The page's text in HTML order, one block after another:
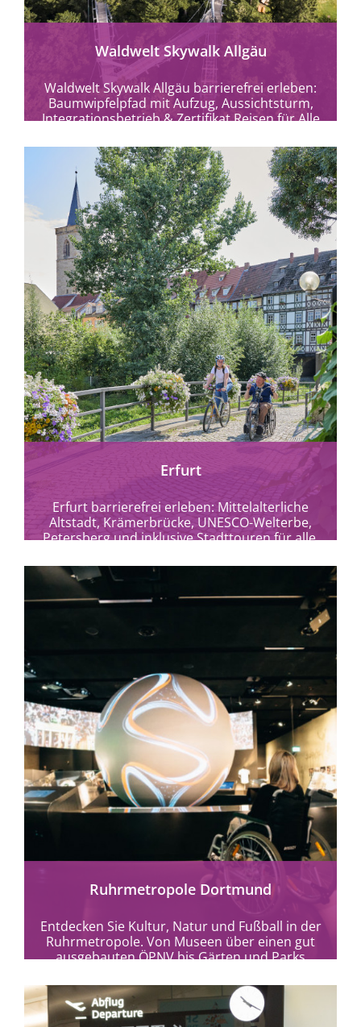
Waldwelt Skywalk Allgäu
Waldwelt Skywalk Allgäu barrierefrei erleben:
Baumwipfelpfad mit Aufzug, Aussichtsturm,
Integrationsbetrieb & Zertifikat Reisen für Alle
mehr erfahren
Erfurt
Erfurt barrierefrei erleben: Mittelalterliche
Altstadt, Krämerbrücke, UNESCO-Welterbe,
Petersberg und inklusive Stadttouren für alle.
mehr erfahren
Ruhrmetropole Dortmund
Entdecken Sie Kultur, Natur und Fußball in der
Ruhrmetropole. Von Museen über einen gut
ausgebauten ÖPNV bis Gärten und Parks